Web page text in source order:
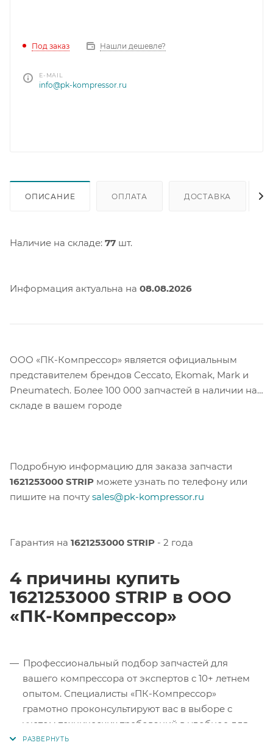
Под заказ Нашли дешевле?
E-MAIL
info@pk-kompressor.ru
ОПИСАНИЕ ОПЛАТА ДОСТАВКА
Наличие на складе: 77 шт.
Информация актуальна на 08.08.2026
ООО «ПК-Компрессор» является официальным
представителем брендов Ceccato, Ekomak, Mark и
Pneumatech. Более 100 000 запчастей в наличии на
складе в вашем городе
Подробную информацию для заказа запчасти
1621253000 STRIP можете узнать по телефону или
пишите на почту sales@pk-kompressor.ru
Гарантия на 1621253000 STRIP - 2 года
4 причины купить
1621253000 STRIP в ООО
«ПК-Компрессор»
Профессиональный подбор запчастей для
вашего компрессора от экспертов с 10+ летнем
опытом. Специалисты «ПК-Компрессор»
грамотно проконсультируют вас в выборе с
учетом технических требований в удобное для
вас время.